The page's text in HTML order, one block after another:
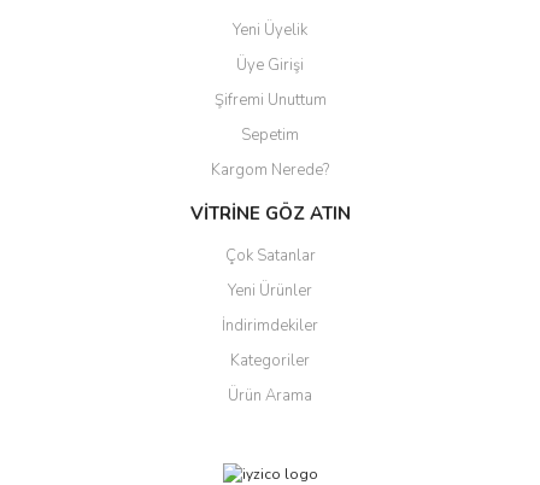
Yeni Üyelik
Üye Girişi
Şifremi Unuttum
Sepetim
Kargom Nerede?
VİTRİNE GÖZ ATIN
Çok Satanlar
Yeni Ürünler
İndirimdekiler
Kategoriler
Ürün Arama